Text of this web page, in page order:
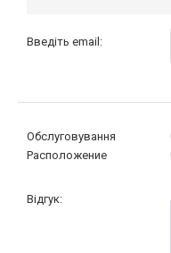
Введіть email:
Обслуговування
Расположение
Відгук: